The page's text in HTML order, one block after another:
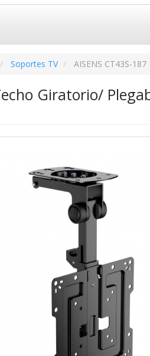
Soportes TV AISENS CT43S-187
Giratorio/